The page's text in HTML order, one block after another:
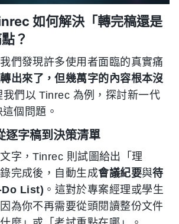
如何解決「轉完稿還是
？
們發現許多使用者面臨的真實痛
轉出來了，但幾萬字的內容根本沒
我們以 Tinrec 為例，探討新一代
個問題。
逐字稿到決策清單
字，Tinrec 則試圖給出「理
完成後，自動生成會議紀要與待
Do List) 。這對於專案經理或學生
為你不再需要從頭閱讀整份文件